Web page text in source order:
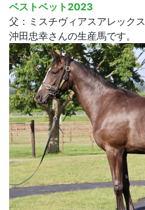
ベストベット2023
父：ミスチヴィアスアレックス
沖田忠幸さんの生産馬です。